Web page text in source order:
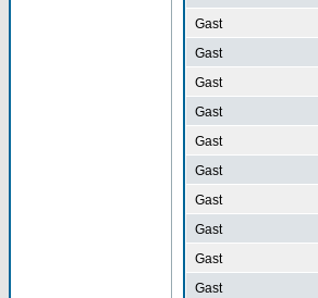
Gast
Gast
Gast
Gast
Gast
Gast
Gast
Gast
Gast
Gast